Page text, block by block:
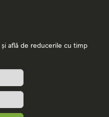
și află de reducerile cu timp